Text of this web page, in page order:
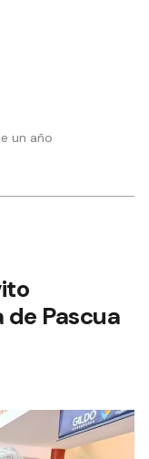
un año
Pascua